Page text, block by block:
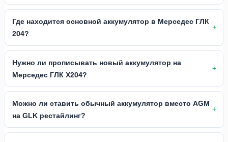
Где находится основной аккумулятор в Мерседес ГЛК
204?
Нужно ли прописывать новый аккумулятор на
Мерседес ГЛК X204?
Можно ли ставить обычный аккумулятор вместо AGM
на GLK рестайлинг?